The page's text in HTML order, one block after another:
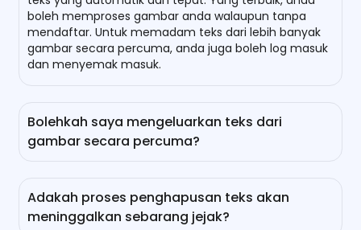
boleh memproses gambar anda walaupun tanpa
mendaftar. Untuk memadam teks dari lebih banyak
gambar secara percuma, anda juga boleh log masuk
dan menyemak masuk.
Bolehkah saya mengeluarkan teks dari
gambar secara percuma?
teks dari satu gambar dalam beberapa saat. Selepas
mendaftar atau log masuk, anda bahkan boleh
Adakah proses penghapusan teks akan
meninggalkan sebarang jejak?